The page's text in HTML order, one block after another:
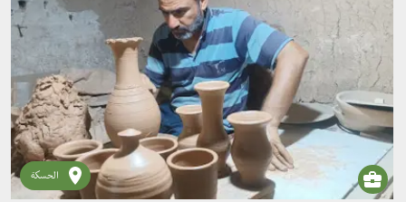
الحسكة